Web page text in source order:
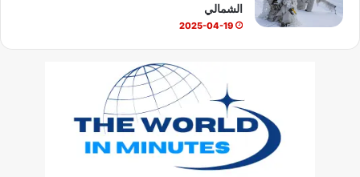
الشمالي
2025-04-19